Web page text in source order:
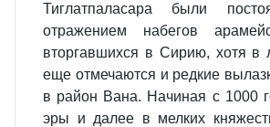
Тиглатпаласара были
отражением набегов
вторгавшихся в Сирию, хотя в
еще отмечаются и редкие
в район Вана. Начиная с 1000
эры и далее в мелких